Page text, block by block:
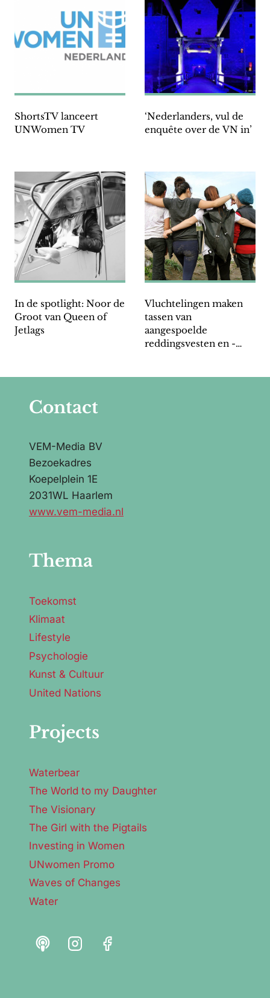
ShortsTV lanceert
UNWomen TV
‘Nederlanders, vul de
enquête over de VN in’
In de spotlight: Noor de
Groot van Queen of
Jetlags
Vluchtelingen maken
tassen van
aangespoelde
reddingsvesten en -
Contact
VEM-Media BV
Bezoekadres
Koepelplein 1E
2031WL Haarlem
www.vem-media.nl
Thema
Toekomst
Klimaat
Lifestyle
Psychologie
Kunst & Cultuur
United Nations
Projects
Waterbear
The World to my Daughter
The Visionary
The Girl with the Pigtails
Investing in Women
UNwomen Promo
Waves of Changes
Water